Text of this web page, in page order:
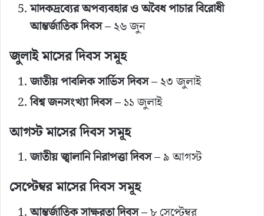
মাদকদ্রব্যের অপব্যবহার ও অবৈধ পাচার বিরোধী
আন্তর্জাতিক দিবস– ২৬ জুন
জুলাই মাসের দিবস সমূহ
জাতীয় পাবলিক সার্ভিস দিবস– ২৩ জুলাই
বিশ্ব জনসংখ্যা দিবস– ১১ জুলাই
আগস্ট মাসের দিবস সমূহ
জাতীয় জ্বালানি নিরাপত্তা দিবস– ৯ আগস্ট
সেপ্টেম্বর মাসের দিবস সমূহ
আন্তর্জাতিক সাক্ষরতা দিবস– ৮ সেপ্টেম্বর